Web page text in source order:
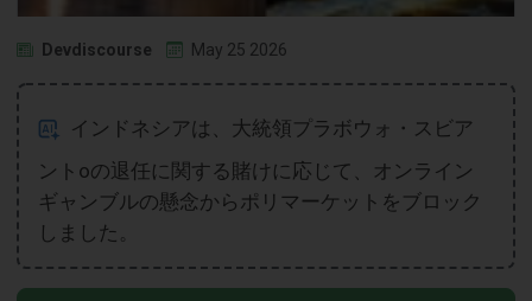
Devdiscourse May 25 2026
インドネシアは、大統領プラボウォ・スビア
ントoの退任に関する賭けに応じて、オンライン
ギャンブルの懸念からポリマーケットをブロック
しました。